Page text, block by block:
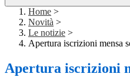
Home >
Novità >
Le notizie >
Apertura iscrizioni mensa
Apertura iscrizioni